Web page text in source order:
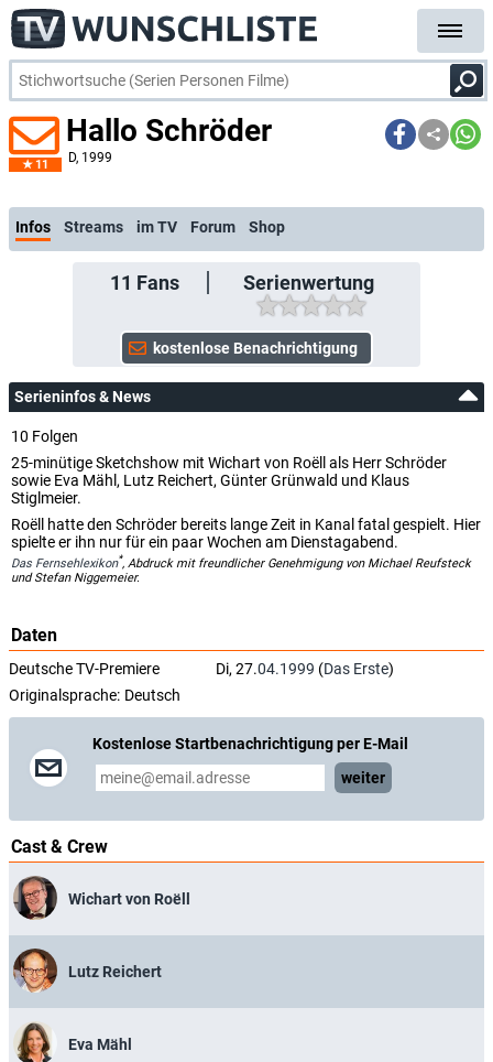
11
Hallo Schröder
D, 1999
Infos Streams im TV Forum Shop
11 Fans Serienwertung
Serieninfos & News
10 Folgen
25-minütige Sketchshow mit Wichart von Roëll als Herr Schröder
sowie Eva Mähl, Lutz Reichert, Günter Grünwald und Klaus
Stiglmeier.
Roëll hatte den Schröder bereits lange Zeit in Kanal fatal gespielt. Hier
spielte er ihn nur für ein paar Wochen am Dienstagabend.
Das Fernsehlexikon*, Abdruck mit freundlicher Genehmigung von Michael Reufsteck
und Stefan Niggemeier.
Daten
Deutsche TV-Premiere Di, 27.04.1999 (Das Erste)
Originalsprache: Deutsch
Kostenlose Startbenachrichtigung per E-Mail
weiter
Cast & Crew
Wichart von Roëll
Lutz Reichert
Eva Mähl